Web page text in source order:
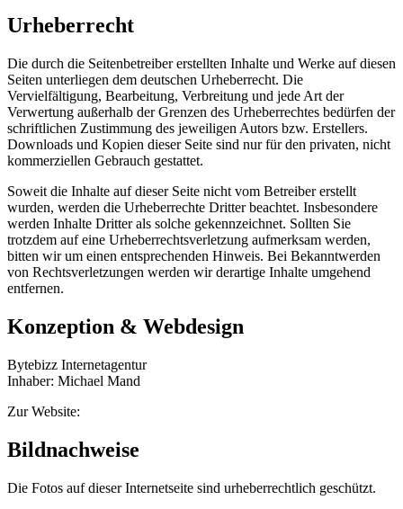
Urheberrecht
Die durch die Seitenbetreiber erstellten Inhalte und Werke auf diesen
Seiten unterliegen dem deutschen Urheberrecht. Die
Vervielfältigung, Bearbeitung, Verbreitung und jede Art der
Verwertung außerhalb der Grenzen des Urheberrechtes bedürfen der
schriftlichen Zustimmung des jeweiligen Autors bzw. Erstellers.
Downloads und Kopien dieser Seite sind nur für den privaten, nicht
kommerziellen Gebrauch gestattet.
Soweit die Inhalte auf dieser Seite nicht vom Betreiber erstellt
wurden, werden die Urheberrechte Dritter beachtet. Insbesondere
werden Inhalte Dritter als solche gekennzeichnet. Sollten Sie
trotzdem auf eine Urheberrechtsverletzung aufmerksam werden,
bitten wir um einen entsprechenden Hinweis. Bei Bekanntwerden
von Rechtsverletzungen werden wir derartige Inhalte umgehend
entfernen.
Konzeption & Webdesign
Bytebizz Internetagentur
Inhaber: Michael Mand
Zur Website:
Bildnachweise
Die Fotos auf dieser Internetseite sind urheberrechtlich geschützt.